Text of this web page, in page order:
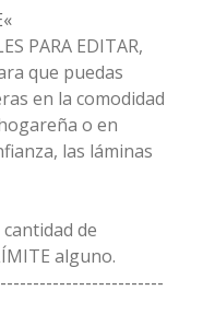
PARA EDITAR,
que puedas
en la comodidad
o en
las láminas
de
alguno.